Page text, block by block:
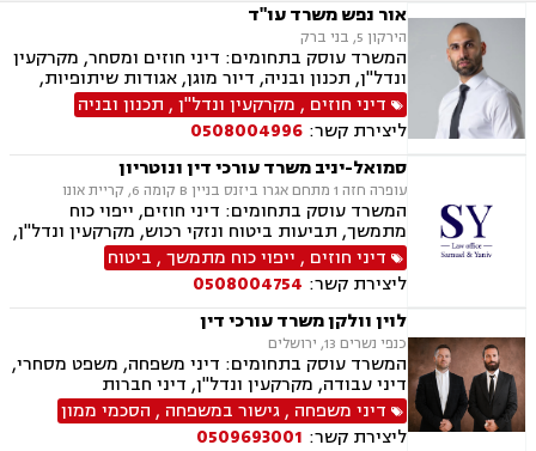
אור נפש משרד עו"ד
הירקון 5, בני ברק
המשרד עוסק בתחומים: דיני חוזים ומסחר, מקרקעין
ונדל"ן, תכנון ובניה, דיור מוגן, אגודות שיתופיות,
ליקויי בנייה מושבים וקיבוצים, פינוי בינוי, קבוצות
רכישה, עסקאות מכר דירה, פינוי מושכר, הפקעת
קרקעות, מגרשים לבניה דיירות מוגנת, נחלות
ומשקים במושבים, רשות מקרקעי ישראל, צווי
הריסה, רישום קבלנים, בתים משותפים נדל"ן
ביהודה ושומרון, דיני תאגידים, אזרחי מסחרי, נזקי
רכוש.
דיני חוזים , מקרקעין ונדל"ן, תכנון ובניה
ליצירת קשר: 0508004996
סמואל-יניב משרד עורכי דין ונוטריון
עופרה חזה 1 מתחם אגרו ביזנס בניין B קומה 6, קריית אונו
המשרד עוסק בתחומים: דיני חוזים, ייפוי כוח
מתמשך, תביעות ביטוח ונזקי רכוש, מקרקעין ונדל"ן,
תמ"א 38, לשון הרע, ירושות וצוואות, מושבים
וקיבוצים, קבוצות רכישה, ליקוי בניה, פינוי בינוי,
פינוי מושכר, עסקאות מכר דירה, מגרשים לבניה,
נחלות ומשקים במושבים, רשות מקרקעי ישראל,
העברה בין דורית, בן ממשיך, נזקי גוף ותאונות,
תאונות דרכים, תאונות עבודה, תאונות תלמידים,
אובדן כושר עבודה, תאונות עקב רשלנות.
דיני חוזים , ייפוי כוח מתמשך, ביטוח
ליצירת קשר: 0508004754
לוין וולקן משרד עורכי דין
כנפי נשרים 13, ירושלים
המשרד עוסק בתחומים: דיני משפחה, משפט מסחרי,
דיני עבודה, מקרקעין ונדל"ן, דיני חברות
דיני משפחה ,גישור במשפחה , הסכמי ממון
ליצירת קשר: 0509693001